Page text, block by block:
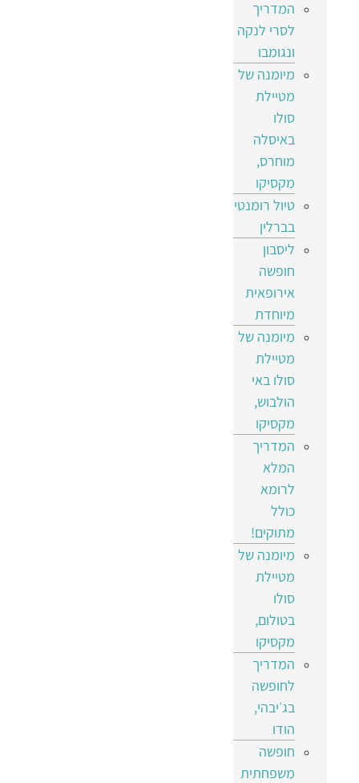
המדריך
לסרי לנקה
ונגומבו
מיומנה של
מטיילת
סולו
באיסלה
מוחרס,
מקסיקו
טיול רומנטי
בברלין
ליסבון
חופשה
אירופאית
מיוחדת
מיומנה של
מטיילת
סולו באי
הולבוש,
מקסיקו
המדריך
המלא
לרומא
כולל
מתוקים!
מיומנה של
מטיילת
סולו
בטולום,
מקסיקו
המדריך
לחופשה
בג׳יבהי,
הודו
חופשה
משפחתית